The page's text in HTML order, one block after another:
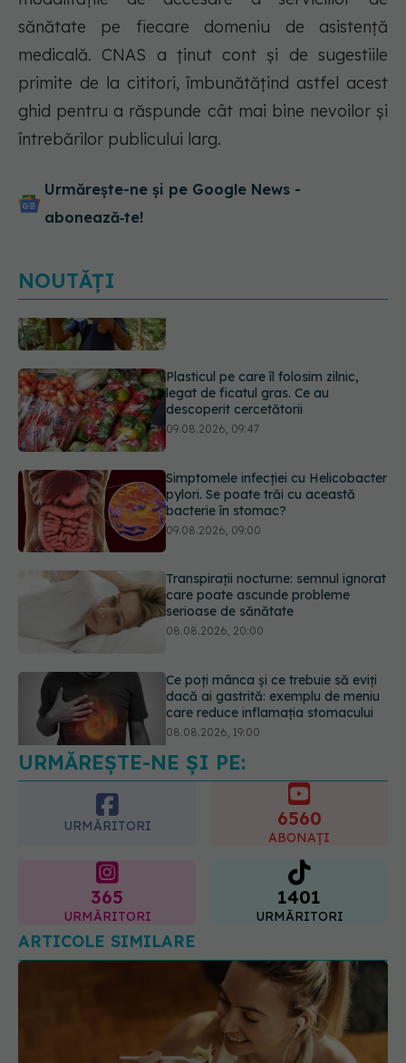
sănătate pe fiecare domeniu de asistență
medicală. CNAS a ținut cont și de sugestiile
primite de la cititori, îmbunătățind astfel acest
ghid pentru a răspunde cât mai bine nevoilor și
întrebărilor publicului larg.
Urmărește-ne și pe Google News -
abonează‑te!
NOUTĂȚI
descoperit cercetătorii
09.08.2026, 09:47
bacterie în stomac?
09.08.2026, 09:00
serioase de sănătate
08.08.2026, 20:00
care reduce inflamația stomacului
08.08.2026, 19:00
descoperit. Nu se află în rețetă
09.08.2026, 10:00
URMĂREȘTE-NE ȘI PE:
URMĂRITORI 6560
ABONAȚI
365
URMĂRITORI
1401
URMĂRITORI
ARTICOLE SIMILARE